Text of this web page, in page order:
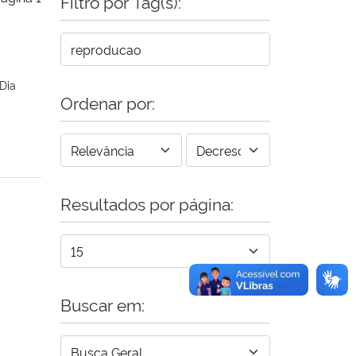
Ordenar por:
Resultados por página:
Buscar em: